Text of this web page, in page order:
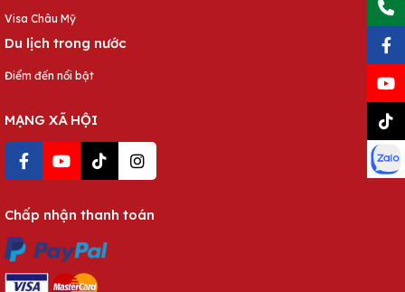
Visa Châu Mỹ
Du lịch trong nước
Điểm đến nổi bật
MẠNG XÃ HỘI
Chấp nhận thanh toán